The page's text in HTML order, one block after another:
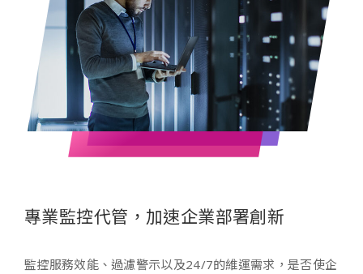
專業監控代管，加速企業部署創新
監控服務效能、過濾警示以及24/7的維運需求，是否使企